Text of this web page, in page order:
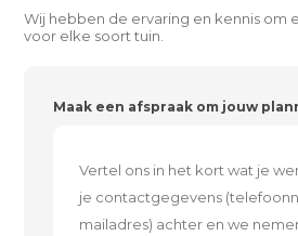
Wij hebben de ervaring en kennis om
voor elke soort tuin.
Maak een afspraak om jouw